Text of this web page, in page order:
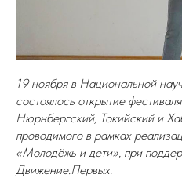
19 ноября в Национальной
состоялось открытие
Нюрнбергский, Токийский и
проводимого в рамках
«Молодёжь и дети», при
Движение.Первых.